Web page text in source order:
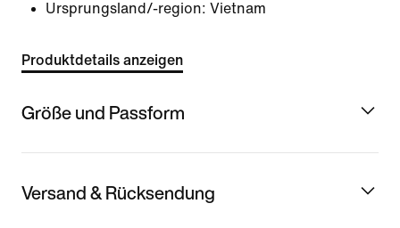
Ursprungsland/-region: Vietnam
Produktdetails anzeigen
Größe und Passform
Versand & Rücksendung